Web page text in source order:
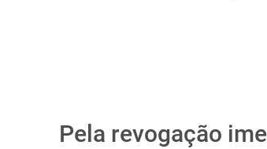
Pela revogação